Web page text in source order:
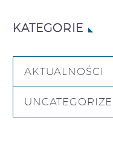
KATEGORIE
AKTUALNOŚCI